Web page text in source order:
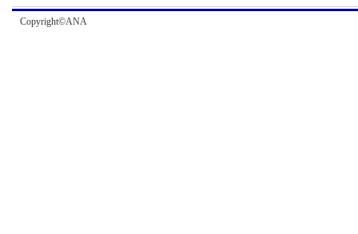
Copyright©ANA